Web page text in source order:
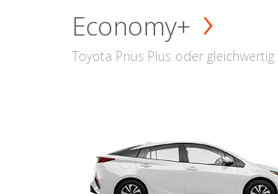
Economy+
Toyota Prius Plus oder gleichwertig